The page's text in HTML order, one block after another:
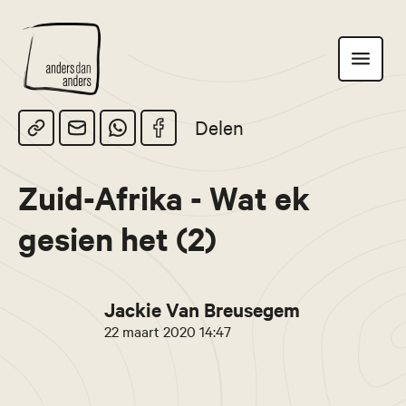
Anders
dan
Anders
Toon
navigatie
Delen
Zuid-Afrika - Wat ek
gesien het (2)
Jackie Van Breusegem
22 maart 2020 14:47